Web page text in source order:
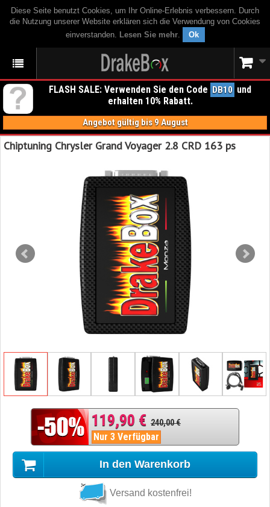
Diese Seite benutzt Cookies, um Ihr Online-Erlebnis verbessern. Durch
die Nutzung unserer Website erklären sich die Verwendung von Cookies
einverstanden. Lesen Sie mehr. Ok
FLASH SALE: Verwenden Sie den Code DB10 und
erhalten 10% Rabatt.
Angebot gültig bis 9 August
Chiptuning Chrysler Grand Voyager 2.8 CRD 163 ps
119,90 € 240,00 €
Nur 3 Verfügbar
In den Warenkorb
Versand kostenfrei!